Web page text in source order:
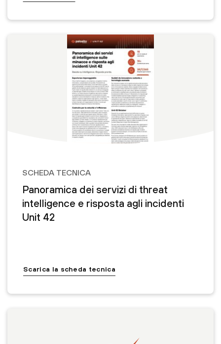
SCHEDA TECNICA
Panoramica dei servizi di threat
intelligence e risposta agli incidenti
Unit 42
Scarica la scheda tecnica